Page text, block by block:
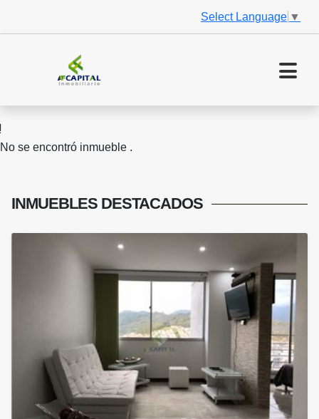
Select Language ▼
No se encontró inmueble .
INMUEBLES DESTACADOS